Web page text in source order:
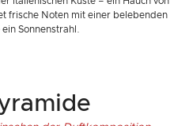
frische Noten mit einer belebenden
Sonnenstrahl.